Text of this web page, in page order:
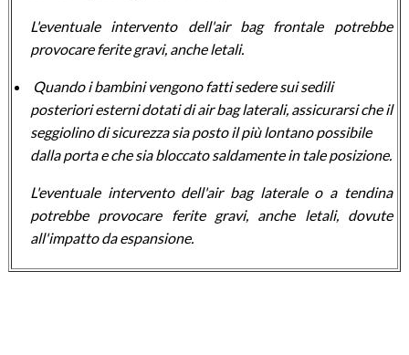
L'eventuale intervento dell'air bag frontale potrebbe
provocare ferite gravi, anche letali.
Quando i bambini vengono fatti sedere sui sedili
posteriori esterni dotati di air bag laterali, assicurarsi che il
seggiolino di sicurezza sia posto il più lontano possibile
dalla porta e che sia bloccato saldamente in tale posizione.
L'eventuale intervento dell'air bag laterale o a tendina
potrebbe provocare ferite gravi, anche letali, dovute
all'impatto da espansione.